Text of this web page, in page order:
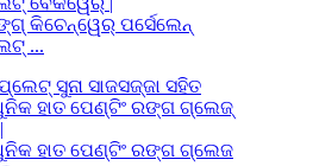
କିଚେନ୍ୱେର୍ ପର୍ସେଲେନ୍
...
ହାତ ପେଣ୍ଟିଂ ରଙ୍ଗ ଗ୍ଲେଜ